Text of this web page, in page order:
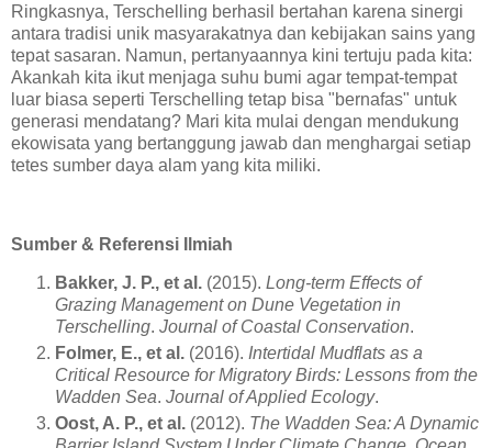
Ringkasnya, Terschelling berhasil bertahan karena sinergi
antara tradisi unik masyarakatnya dan kebijakan sains yang
tepat sasaran. Namun, pertanyaannya kini tertuju pada kita:
Akankah kita ikut menjaga suhu bumi agar tempat-tempat
luar biasa seperti Terschelling tetap bisa "bernafas" untuk
generasi mendatang? Mari kita mulai dengan mendukung
ekowisata yang bertanggung jawab dan menghargai setiap
tetes sumber daya alam yang kita miliki.
Sumber & Referensi Ilmiah
Bakker, J. P., et al. (2015). Long-term Effects of
Grazing Management on Dune Vegetation in
Terschelling. Journal of Coastal Conservation.
Folmer, E., et al. (2016). Intertidal Mudflats as a
Critical Resource for Migratory Birds: Lessons from the
Wadden Sea. Journal of Applied Ecology.
Oost, A. P., et al. (2012). The Wadden Sea: A Dynamic